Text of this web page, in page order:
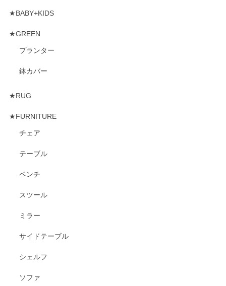
★BABY+KIDS
★GREEN
プランター
鉢カバー
★RUG
★FURNITURE
チェア
テーブル
ベンチ
スツール
ミラー
サイドテーブル
シェルフ
ソファ